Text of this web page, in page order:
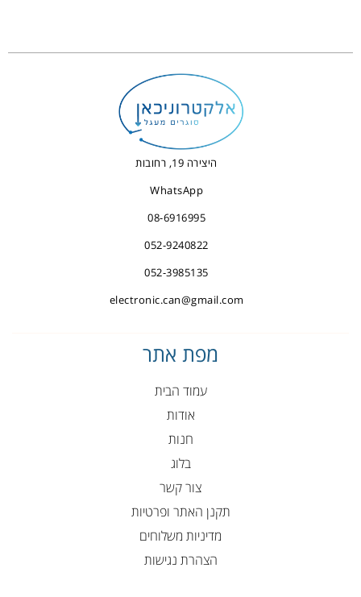
היצירה 19, רחובות
WhatsApp
08-6916995
052-9240822
052-3985135
electronic.can@gmail.com
מפת אתר
עמוד הבית
אודות
חנות
בלוג
צור קשר
תקנן האתר ופרטיות
מדיניות משלוחים
הצהרת נגישות